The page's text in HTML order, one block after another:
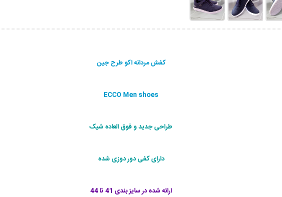
کفش مردانه اکو طرح جین
ECCO Men shoes
طراحی جديد و فوق العاده شيک
دارای کفی دور دوزی شده
ارائه شده در سايز بندی 41 تا 44